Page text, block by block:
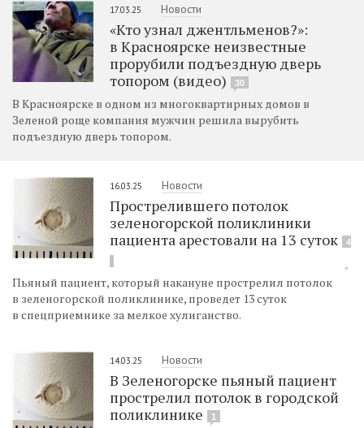
17.03.25 Новости
«Кто узнал джентльменов?»:
в Красноярске неизвестные
прорубили подъездную дверь
топором (видео)
30
В Красноярске в одном из многоквартирных домов в
Зеленой роще компания мужчин решила вырубить
подъездную дверь топором.
16.03.25 Новости
Прострелившего потолок
зеленогорской поликлиники
пациента арестовали на 13 суток
4
Пьяный пациент, который накануне прострелил потолок
в зеленогорской поликлинике, проведет 13 суток
в спецприемнике за мелкое хулиганство.
14.03.25 Новости
В Зеленогорске пьяный пациент
прострелил потолок в городской
поликлинике
1